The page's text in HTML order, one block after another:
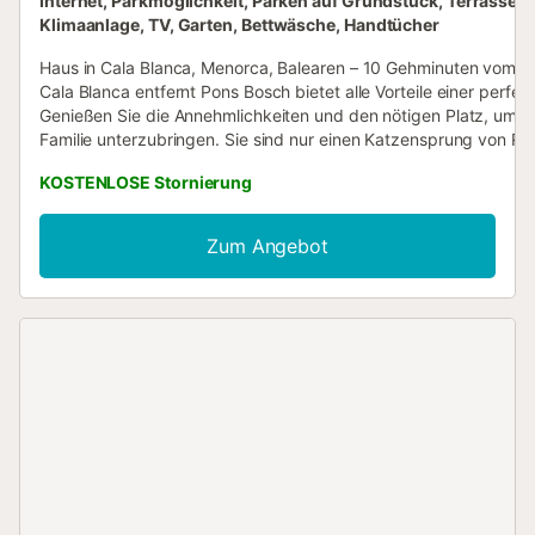
Klimaanlage, TV, Garten, Bettwäsche, Handtücher
Haus in Cala Blanca, Menorca, Balearen – 10 Gehminuten vom
Cala Blanca entfernt Pons Bosch bietet alle Vorteile einer
Genießen Sie die Annehmlichkeiten und den nötigen Platz, um
Familie unterzubringen. Sie sind nur einen Katzensprung von
Haus befindet sich in einer ruhigen Gegend von Cala Blanca
perfekt für ein Paar mit ein oder zwei Kindern. Es verfügt über
Doppelschlafzimmer und ein Badezimmer. Der Preis beinhaltet:
und Endreinigung Handtücher (Waschbecken und Dusche)
Ein Kinderbett und ein Hochstuhl (auf Anfrage) MwSt. NRA:
KOSTENLOSE Stornierung
Zum Angebot